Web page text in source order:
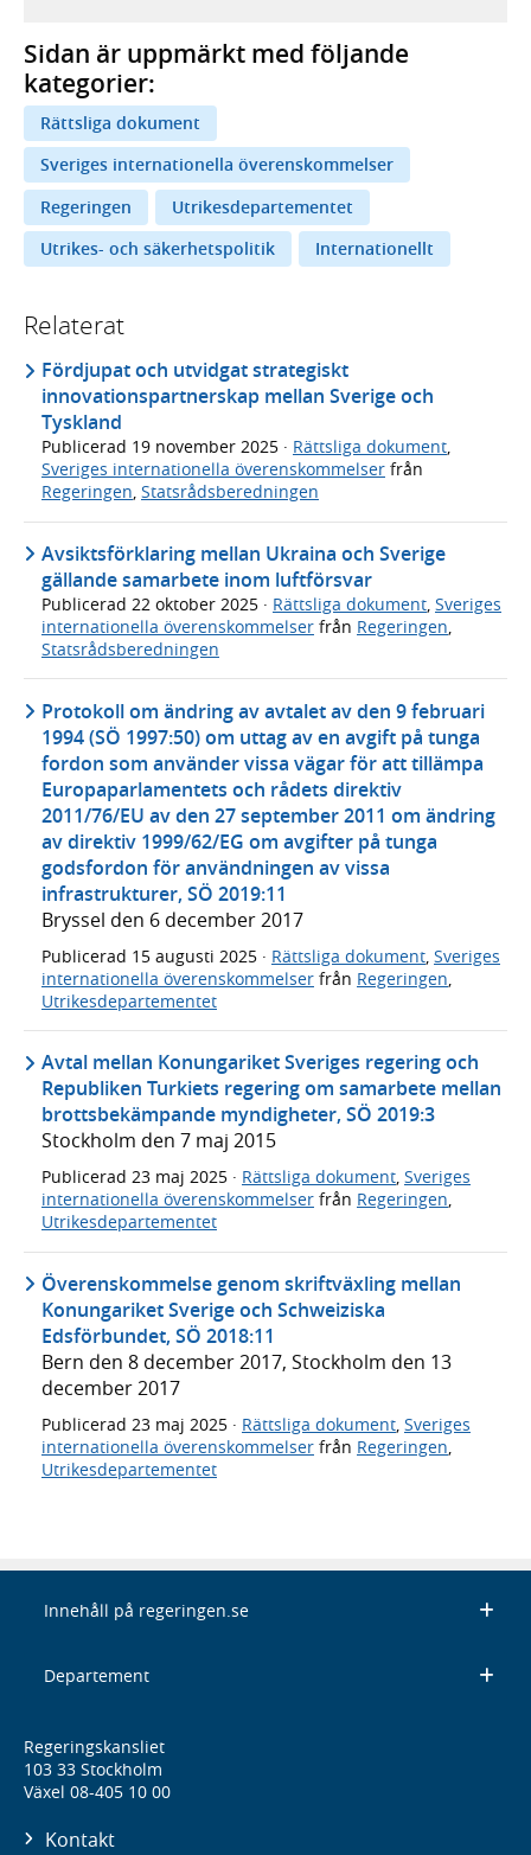
Sidan är uppmärkt med följande
kategorier:
Rättsliga dokument
Sveriges internationella överenskommelser
Regeringen
Utrikesdepartementet
Utrikes- och säkerhetspolitik
Internationellt
Relaterat
Fördjupat och utvidgat strategiskt
innovationspartnerskap mellan Sverige och
Tyskland
Publicerad 19 november 2025 · Rättsliga dokument,
Sveriges internationella överenskommelser från
Regeringen, Statsrådsberedningen
Avsiktsförklaring mellan Ukraina och Sverige
gällande samarbete inom luftförsvar
Publicerad 22 oktober 2025 · Rättsliga dokument, Sveriges
internationella överenskommelser från Regeringen,
Statsrådsberedningen
Protokoll om ändring av avtalet av den 9 februari
1994 (SÖ 1997:50) om uttag av en avgift på tunga
fordon som använder vissa vägar för att tillämpa
Europaparlamentets och rådets direktiv
2011/76/EU av den 27 september 2011 om ändring
av direktiv 1999/62/EG om avgifter på tunga
godsfordon för användningen av vissa
infrastrukturer, SÖ 2019:11
Bryssel den 6 december 2017
Publicerad 15 augusti 2025 · Rättsliga dokument Sveriges
internationella överenskommelser från Regeringen
Utrikesdepartementet
Avtal mellan Konungariket Sveriges regering och
Republiken Turkiets regering om samarbete mellan
brottsbekämpande myndigheter, SÖ 2019:3
Stockholm den 7 maj 2015
Publicerad 23 maj 2025 · Rättsliga dokument, Sveriges
internationella överenskommelser från Regeringen,
Utrikesdepartementet
Överenskommelse genom skriftväxling mellan
Konungariket Sverige och Schweiziska
Edsförbundet, SÖ 2018:11
Bern den 8 december 2017, Stockholm den 13
december 2017
Publicerad 23 maj 2025 · Rättsliga dokument, Sveriges
internationella överenskommelser från Regeringen,
Utrikesdepartementet
Innehåll på regeringen.se
Departement
Regeringskansliet
103 33 Stockholm
Växel 08-405 10 00
Kontakt